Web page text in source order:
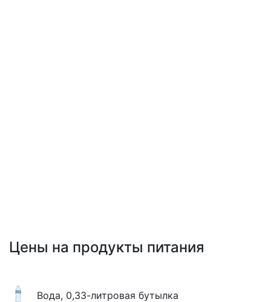
Цены на продукты питания
Вода, 0,33-литровая бутылка